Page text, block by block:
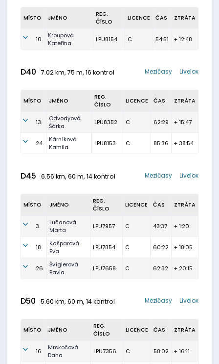
MÍSTO JMÉNO
REG.
ČÍSLO
LICENCE ČAS ZTRÁTA
10.
Kroupová
Kateřina
LPU8154 C 54:51 + 12:48
D40 7.02 km, 75 m, 16 kontrol Livelox
Mezičasy
MÍSTO JMÉNO
REG.
ČÍSLO
LICENCE ČAS ZTRÁTA
13.
Odvodyová
Šárka
LPU8352 C 62:29 + 15:47
24.
Kárníková
Kamila
LPU8153 C 85:36 + 38:54
D45 6.56 km, 60 m, 14 kontrol Livelox
Mezičasy
MÍSTO JMÉNO
REG.
ČÍSLO
LICENCE ČAS ZTRÁTA
3.
Lučanová
Marta
LPU7957 C 43:37 + 1:20
18.
Kašparová
Eva
LPU7854 C 60:22 + 18:05
26.
Švíglerová
Pavla
LPU7658 C 62:32 + 20:15
D50 5.60 km, 60 m, 14 kontrol Livelox
Mezičasy
MÍSTO JMÉNO
REG.
ČÍSLO
LICENCE ČAS ZTRÁTA
16.
Mrskočová
Dana
LPU7356 C 58:02 + 16:11